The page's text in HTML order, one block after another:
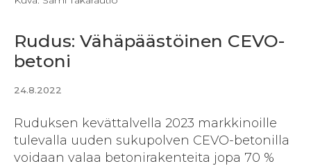
Rudus: Vähäpäästöinen CEVO-
betoni
24.8.2022
Ruduksen kevättalvella 2023 markkinoille
tulevalla uuden sukupolven CEVO-betonilla
voidaan valaa betonirakenteita jopa 70 %